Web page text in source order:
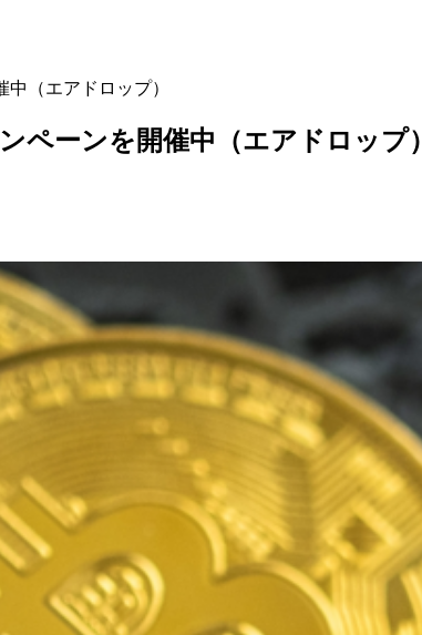
（エアドロップ）
ペーンを開催中（エアドロップ）